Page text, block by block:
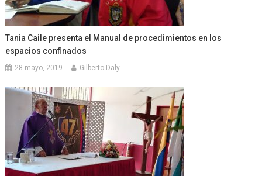
Tania Caile presenta el Manual de procedimientos en los
espacios confinados
28 mayo, 2019 Gilberto Daly